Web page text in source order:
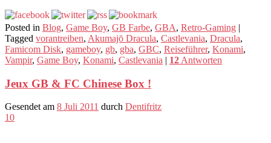
Posted in Blog, Game Boy, GB Farbe, GBA, Retro-Gaming |
Tagged vorantreiben, Akumajō Dracula, Castlevania, Dracula,
Famicom Disk, gameboy, gb, gba, GBC, Reiseführer, Konami,
Vampir, Game Boy, Konami, Castlevania | 12 Antworten
Jeux GB & FC Chinese Box !
Gesendet am 8 Juli 2011 durch Dentifritz
10